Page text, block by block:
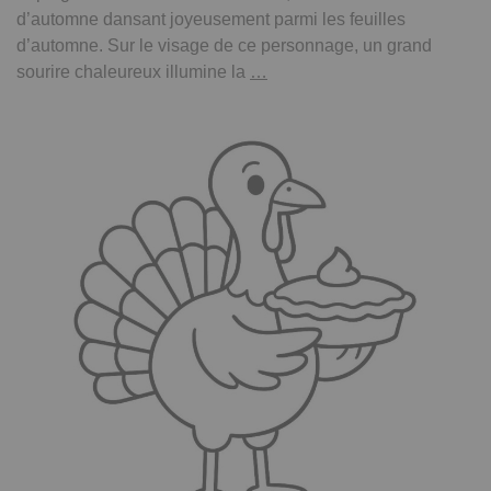
d’automne dansant joyeusement parmi les feuilles
d’automne. Sur le visage de ce personnage, un grand
sourire chaleureux illumine la …
d’un
fermier
de
la
récolte,
danseur
du
festival
d’automne
dansant
dans
les
feuilles